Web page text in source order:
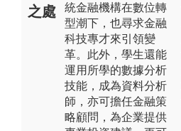
之處
統金融機構在數位轉
型潮下，也尋求金融
科技專才來引領變
革。此外，學生還能
運用所學的數據分析
技能，成為資料分析
師，亦可擔任金融策
略顧問，為企業提供